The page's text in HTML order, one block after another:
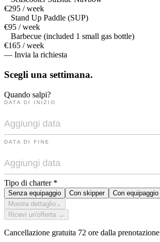
€295 / week
Stand Up Paddle (SUP)
€95 / week
Barbecue (included 1 small gas bottle)
€165 / week
— Invia la richiesta
Scegli una settimana.
Quando salpi?
DATA DI INIZIO
DATA DI FINE
Tipo di charter *
Senza equipaggio Con skipper
Con equipaggio
Mostra dettaglio ⌄
Ricevi un'offerta →
Cancellazione gratuita 72 ore dalla prenotazione